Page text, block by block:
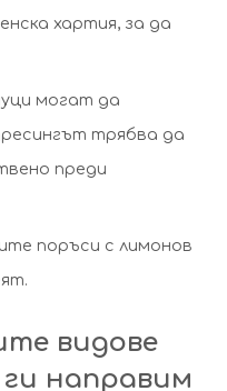
хартия, за да
могат да
трябва да
преди
поръси с лимонов
видове
направим